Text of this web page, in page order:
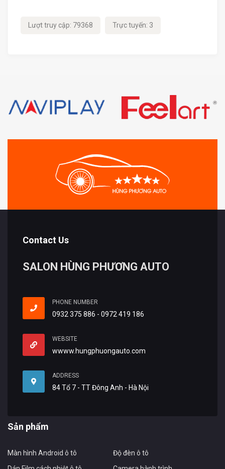
Lượt truy cập: 79368 Trực tuyến: 3
Contact Us
SALON HÙNG PHƯƠNG AUTO
PHONE NUMBER
0932 375 886 - 0972 419 186
WEBSITE
wwww.hungphuongauto.com
ADDRESS
84 Tổ 7 - TT Đông Anh - Hà Nội
Sản phẩm
Màn hình Android ô tô
Độ đèn ô tô